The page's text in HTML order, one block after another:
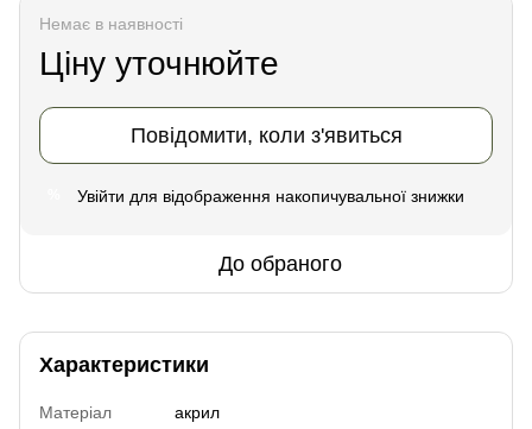
Немає в наявності
Ціну уточнюйте
Повідомити, коли з'явиться
Увійти для відображення накопичувальної знижки
До обраного
Характеристики
Матеріал
акрил